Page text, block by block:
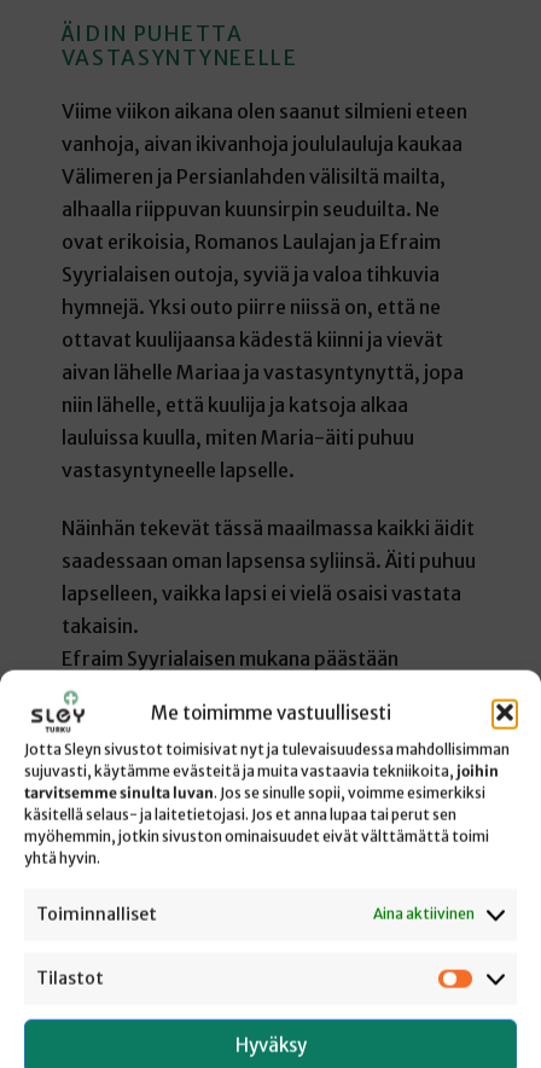
Me toimimme vastuullisesti
Jotta Sleyn sivustot toimisivat nyt ja tulevaisuudessa mahdollisimman
sujuvasti, käytämme evästeitä ja muita vastaavia tekniikoita, joihin
tarvitsemme sinulta luvan. Jos se sinulle sopii, voimme esimerkiksi
käsitellä selaus- ja laitetietojasi. Jos et anna lupaa tai perut sen
myöhemmin, jotkin sivuston ominaisuudet eivät välttämättä toimi
yhtä hyvin.
Toiminnalliset Aina aktiivinen
Tilastot
Tilastot
Hyväksy
ÄIDIN PUHETTA
VASTASYNTYNEELLE
Viime viikon aikana olen saanut silmieni eteen
vanhoja, aivan ikivanhoja joululauluja kaukaa
Välimeren ja Persianlahden välisiltä mailta,
alhaalla riippuvan kuunsirpin seuduilta. Ne
ovat erikoisia, Romanos Laulajan ja Efraim
Syyrialaisen outoja, syviä ja valoa tihkuvia
hymnejä. Yksi outo piirre niissä on, että ne
ottavat kuulijaansa kädestä kiinni ja vievät
aivan lähelle Mariaa ja vastasyntynyttä, jopa
niin lähelle, että kuulija ja katsoja alkaa
lauluissa kuulla, miten Maria-äiti puhuu
vastasyntyneelle lapselle.
Näinhän tekevät tässä maailmassa kaikki äidit
saadessaan oman lapsensa syliinsä. Äiti puhuu
lapselleen, vaikka lapsi ei vielä osaisi vastata
takaisin.
Efraim Syyrialaisen mukana päästään
kuulemaan myös Marian kehtolauluja
Jeesukselle. Niin lähelle siis pääsemme näiden
ikivanhojen opettajien mukana, että itse tekee
mieli vain vaieta ja kuunnella henkeä
pidätellen.
opetuksissa Neitsyt Maria ja kristillinen kirkko
kuunnella myös näitä ikivanhoja joululauluja,
kristityt saavat samalla tietää, kuinka kirkon